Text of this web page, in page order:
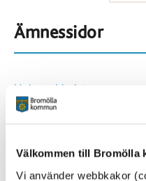
Välkommen till Bromölla
Vi använder webbkakor
Ämnessidor
Hela webbplatsen